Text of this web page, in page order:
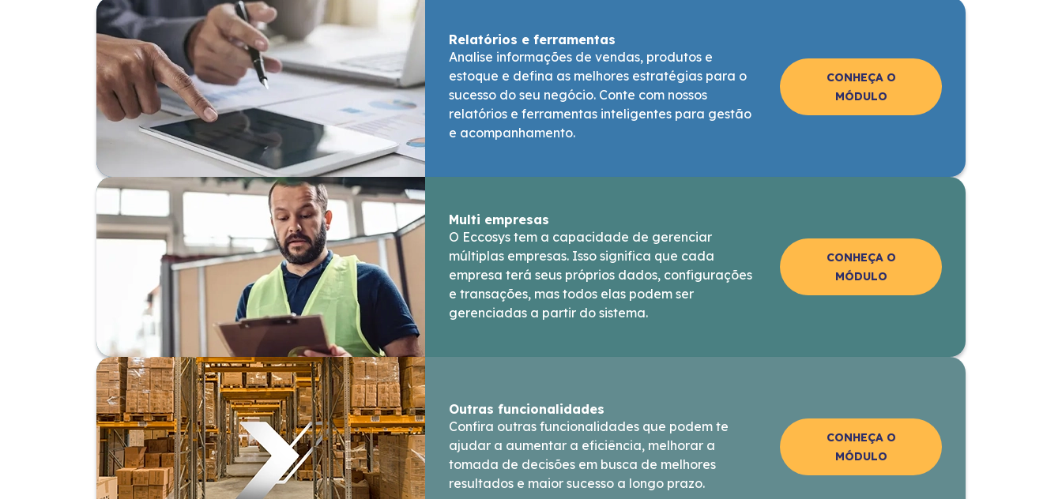
Relatórios e ferramentas
Analise informações de vendas, produtos e
estoque e defina as melhores estratégias para o
sucesso do seu negócio. Conte com nossos
relatórios e ferramentas inteligentes para gestão
e acompanhamento.
CONHEÇA O
MÓDULO
Multi empresas
O Eccosys tem a capacidade de gerenciar
múltiplas empresas. Isso significa que cada
empresa terá seus próprios dados, configurações
e transações, mas todos elas podem ser
gerenciadas a partir do sistema.
CONHEÇA O
MÓDULO
Outras funcionalidades
Confira outras funcionalidades que podem te
ajudar a aumentar a eficiência, melhorar a
tomada de decisões em busca de melhores
resultados e maior sucesso a longo prazo.
CONHEÇA O
MÓDULO